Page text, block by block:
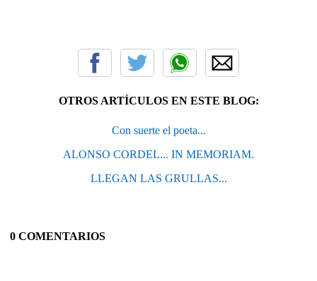
OTROS ARTÍCULOS EN ESTE BLOG:
Con suerte el poeta...
ALONSO CORDEL... IN MEMORIAM.
LLEGAN LAS GRULLAS...
0 COMENTARIOS